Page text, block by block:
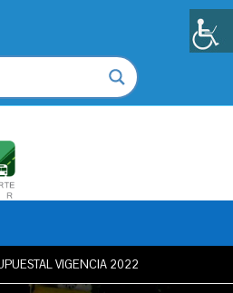
VIGENCIA 2022